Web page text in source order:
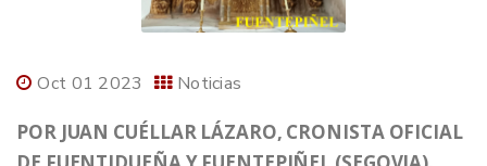
Oct 01 2023 Noticias
POR JUAN CUÉLLAR LÁZARO, CRONISTA OFICIAL